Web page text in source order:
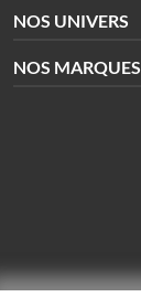
NOS UNIVERS
NOS MARQUES